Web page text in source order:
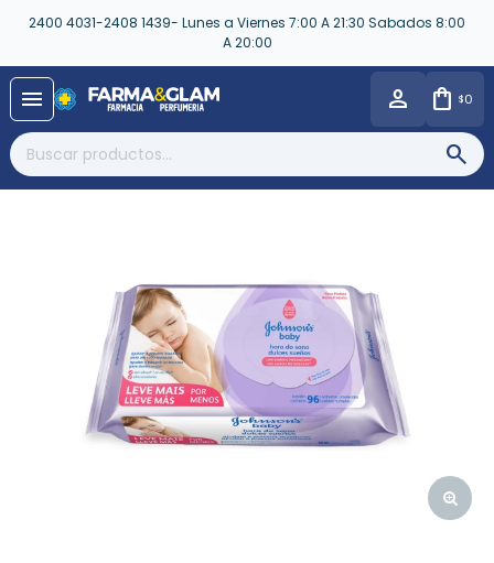
2400 4031-2408 1439- Lunes a Viernes 7:00 A 21:30 Sabados 8:00
A 20:00
menu $0